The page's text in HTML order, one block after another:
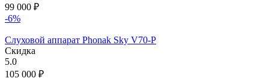
99 000 ₽
-6%
Слуховой аппарат Phonak Sky V70-P
Скидка
5.0
105 000 ₽